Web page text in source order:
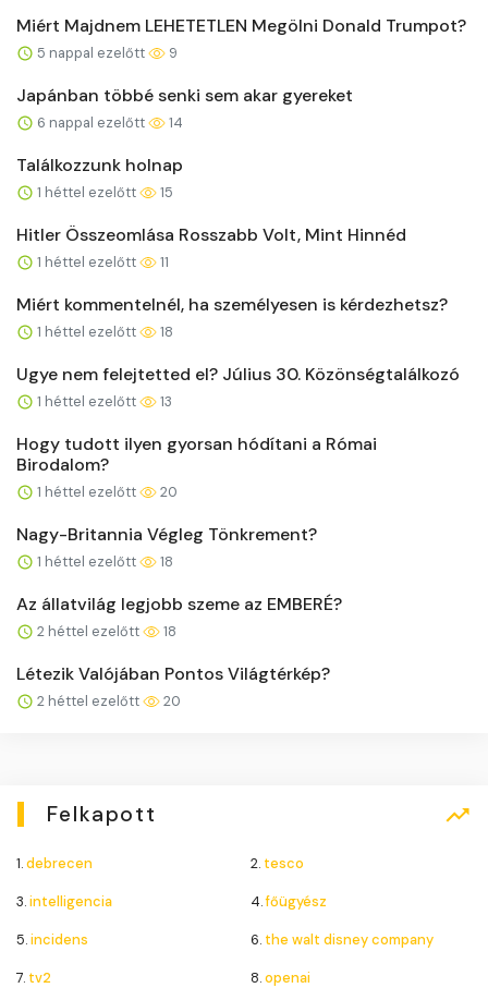
Miért Majdnem LEHETETLEN Megölni Donald Trumpot?
5 nappal ezelőtt 9
Japánban többé senki sem akar gyereket
6 nappal ezelőtt 14
Találkozzunk holnap
1 héttel ezelőtt 15
Hitler Összeomlása Rosszabb Volt, Mint Hinnéd
1 héttel ezelőtt 11
Miért kommentelnél, ha személyesen is kérdezhetsz?
1 héttel ezelőtt 18
Ugye nem felejtetted el? Július 30. Közönségtalálkozó
1 héttel ezelőtt 13
Hogy tudott ilyen gyorsan hódítani a Római
Birodalom?
1 héttel ezelőtt 20
Nagy-Britannia Végleg Tönkrement?
1 héttel ezelőtt 18
Az állatvilág legjobb szeme az EMBERÉ?
2 héttel ezelőtt 18
Létezik Valójában Pontos Világtérkép?
2 héttel ezelőtt 20
Felkapott
1.debrecen 2. tesco
3.intelligencia 4.főügyész
5.incidens 6. the walt disney company
7. tv2 8.openai